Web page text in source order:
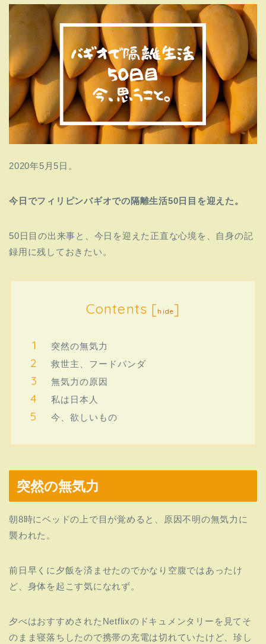
2020年5月5日。
今日でフィリピンバギオでの隔離生活50日目を迎えた。
50日目の出来事と、今日を迎えた正直な心境を、自身の記
録用に残しておきたい。
Contents [hide]
突然の無気力
救世主、フードパンダ
無気力の原因
私は日本人
今、欲しいもの
突然の無気力
朝8時にベッドの上で目が覚めると、原因不明の無気力に
襲われた。
前日早くに夕飯を済ませたのでかなり空腹ではあったけ
ど、身体を起こす気になれず。
夕べはおすすめされたNetflixのドキュメンタリーを見てそ
のまま寝落ちしたので携帯の充電は切れていたけど、珍し